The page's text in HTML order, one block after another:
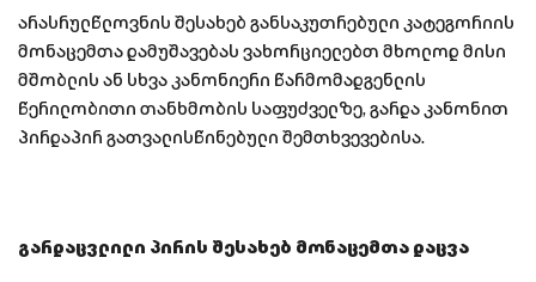
არასრულწლოვნის შესახებ განსაკუთრებული კატეგორიის
მონაცემთა დამუშავებას ვახორციელებთ მხოლოდ მისი
მშობლის ან სხვა კანონიერი წარმომადგენლის
წერილობითი თანხმობის საფუძველზე, გარდა კანონით
პირდაპირ გათვალისწინებული შემთხვევებისა.
გარდაცვლილი პირის შესახებ მონაცემთა დაცვა